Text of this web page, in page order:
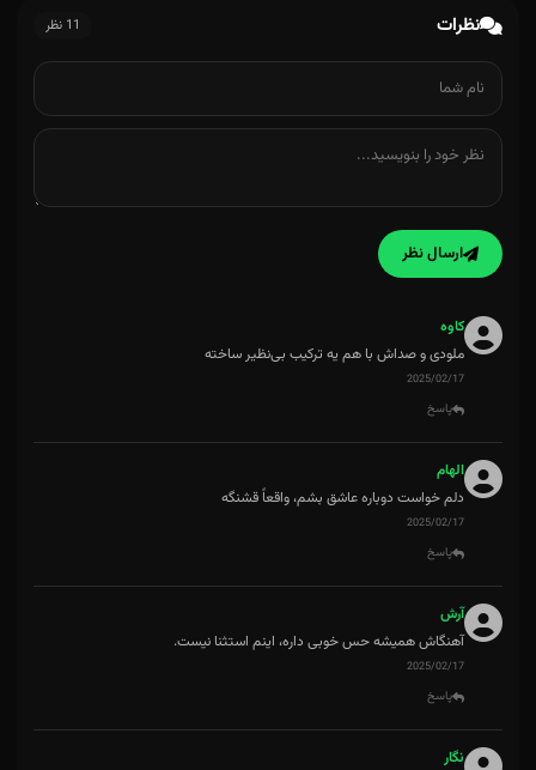
نظرات 11 نظر
ارسال نظر
کاوه
ملودی و صداش با هم یه ترکیب بی‌نظیر ساخته
2025/02/17
پاسخ
الهام
دلم خواست دوباره عاشق بشم، واقعاً قشنگه
2025/02/17
پاسخ
آرش
آهنگاش همیشه حس خوبی داره، اینم استثنا نیست.
2025/02/17
پاسخ
نگار